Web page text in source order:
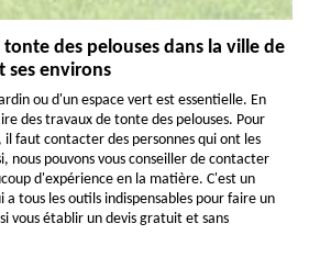
des pelouses dans la ville de
ses environs
ou d'un espace vert est essentielle. En
des travaux de tonte des pelouses. Pour
faut contacter des personnes qui ont les
nous pouvons vous conseiller de contacter
d'expérience en la matière. C'est un
a tous les outils indispensables pour faire un
vous établir un devis gratuit et sans